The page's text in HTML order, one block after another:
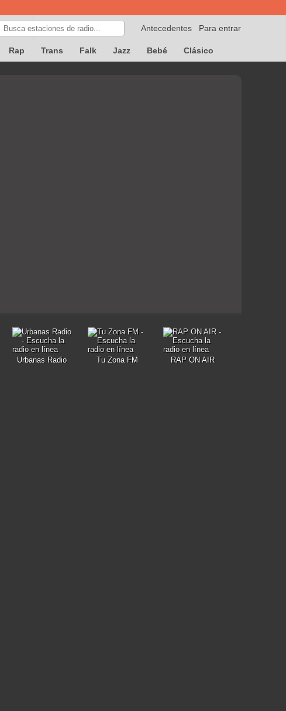
Para entrar
Antecedentes
Rap Trans Falk Jazz Bebé Clásico
Urbanas Radio Tu Zona FM RAP ON AIR